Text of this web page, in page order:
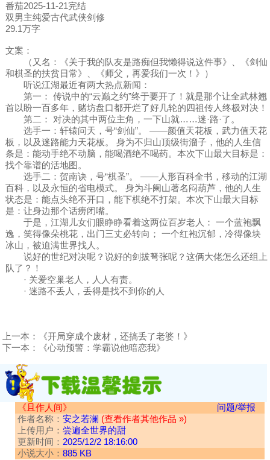
番茄2025-11-21完结
双男主纯爱古代武侠剑修
29.1万字
文案：
（又名：《关于我的队友是路痴但我懒得说这件事》、《剑仙
和棋圣的扶贫日常》、《师父，再爱我们一次！》）
听说江湖最近有两大热点新闻：
第一： 传说中的“云巅之约”终于要开了！就是那个让全武林翘
首以盼一百多年，赌坊盘口都开烂了好几轮的四祖传人终极对决！
第二： 对决的其中两位主角，一下山就……迷·路·了。
选手一：轩辕问天，号“剑仙”。 ——颜值天花板，武力值天花
板，以及迷路能力天花板。 身为不归山顶级街溜子，他的人生信
条是：能动手绝不动脑，能喝酒绝不喝药。本次下山最大目标是：
找个靠谱的活地图。
选手二：贺南诀，号“棋圣”。 ——人形百科全书，移动的江湖
百科，以及永恒的省电模式。 身为斗阑山著名闷葫芦，他的人生
状态是：能点头绝不开口，能下棋绝不打架。本次下山最大目标
是：让身边那个话痨闭嘴。
于是，江湖儿女们眼睁睁看着这两位百岁老人： 一个蓝袍飘
逸，笑得像朵桃花，出门三丈必转向； 一个红袍沉郁，冷得像块
冰山，被迫满世界找人。
说好的世纪对决呢？说好的剑拔弩张呢？这俩大佬怎么还组上
队了？！
· 关爱空巢老人，人人有责。
· 迷路不丢人，丢得是找不到你的人
上一本：
《开局穿成个废材，还搞丢了老婆！》
下一本：
《心动预警：学霸说他暗恋我》
《且作人间》
问题/举报
作者名称： 安之若澜 (查看作者其他作品 »)
上传用户： 尝遍全世界的甜
更新时间： 2025/12/2 18:16:00
小说大小： 885 KB